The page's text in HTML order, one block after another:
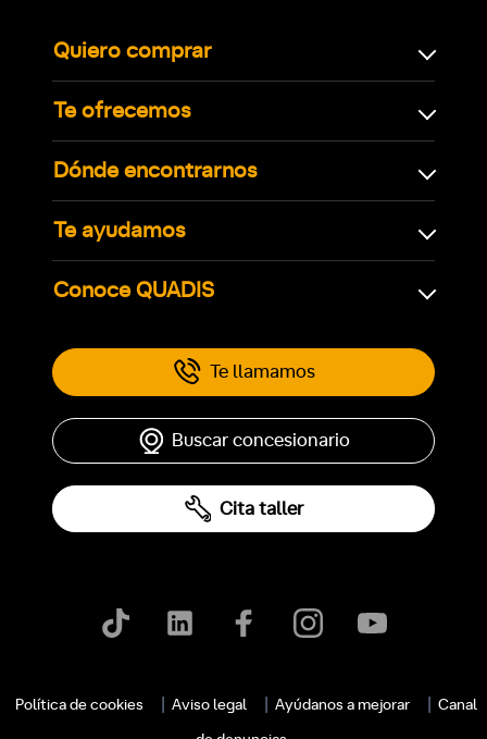
Quiero comprar
Te ofrecemos
Dónde encontrarnos
Te ayudamos
Conoce QUADIS
Te llamamos
Buscar concesionario
Cita taller
Política de cookies Aviso legal Ayúdanos a mejorar Canal